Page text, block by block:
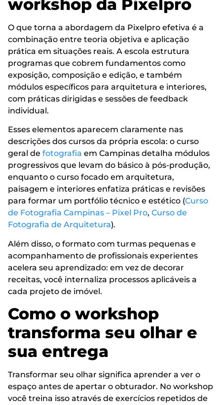
workshop da Pixelpro
O que torna a abordagem da Pixelpro efetiva é a
combinação entre teoria objetiva e aplicação
prática em situações reais. A escola estrutura
programas que cobrem fundamentos como
exposição, composição e edição, e também
módulos específicos para arquitetura e interiores,
com práticas dirigidas e sessões de feedback
individual.
Esses elementos aparecem claramente nas
descrições dos cursos da própria escola: o curso
geral de fotografia em Campinas detalha módulos
progressivos que levam do básico à pós-produção,
enquanto o curso focado em arquitetura,
paisagem e interiores enfatiza práticas e revisões
para formar um portfólio técnico e estético (Curso
de Fotografia Campinas – Pixel Pro, Curso de
Fotografia de Arquitetura).
Além disso, o formato com turmas pequenas e
acompanhamento de profissionais experientes
acelera seu aprendizado: em vez de decorar
receitas, você internaliza processos aplicáveis a
cada projeto de imóvel.
Como o workshop
transforma seu olhar e
sua entrega
Transformar seu olhar significa aprender a ver o
espaço antes de apertar o obturador. No workshop
você treina isso através de exercícios repetidos de